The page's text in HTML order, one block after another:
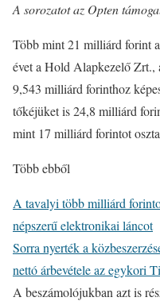
A sorozatot az Opten
Több mint 21 milliárd forint
évet a Hold Alapkezelő Zrt.,
9,543 milliárd forinthoz
tőkéjüket is 24,8 milliárd
mint 17 milliárd forintot
Több ebből
A tavalyi több milliárd
népszerű elektronikai láncot
Sorra nyerték a
nettó árbevétele az egykori
A beszámolójukban azt is